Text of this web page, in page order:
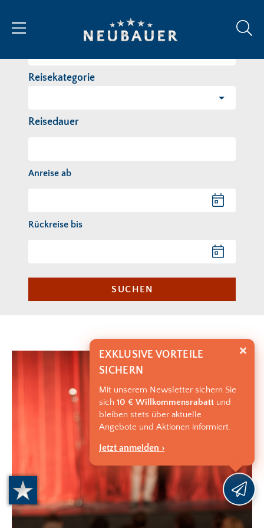
Reisekategorie
Reisedauer
Anreise ab
Rückreise bis
SUCHEN
EXKLUSIVE VORTEILE
SICHERN
Mit unserem Newsletter sichern Sie
sich 10 € Willkommensrabatt und
bleiben stets über aktuelle
Angebote und Aktionen informiert.
Jetzt anmelden ›